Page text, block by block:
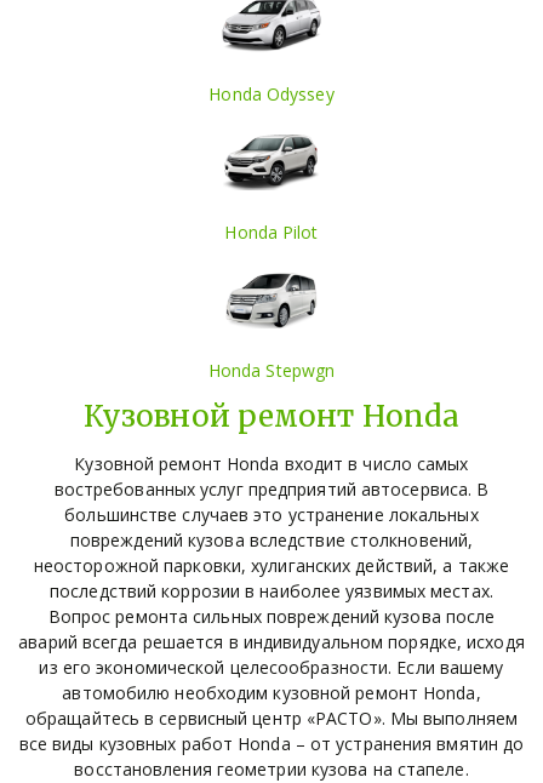
Honda Odyssey
Honda Pilot
Honda Stepwgn
Кузовной ремонт Honda
Кузовной ремонт Honda входит в число самых
востребованных услуг предприятий автосервиса. В
большинстве случаев это устранение локальных
повреждений кузова вследствие столкновений,
неосторожной парковки, хулиганских действий, а также
последствий коррозии в наиболее уязвимых местах.
Вопрос ремонта сильных повреждений кузова после
аварий всегда решается в индивидуальном порядке, исходя
из его экономической целесообразности. Если вашему
автомобилю необходим кузовной ремонт Honda,
обращайтесь в сервисный центр «РАСТО». Мы выполняем
все виды кузовных работ Honda – от устранения вмятин до
восстановления геометрии кузова на стапеле.